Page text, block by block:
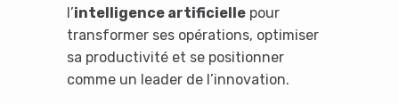
l’intelligence artificiellepour
transformer ses opérations, optimiser
sa productivité et se positionner
comme un leader de l’innovation.